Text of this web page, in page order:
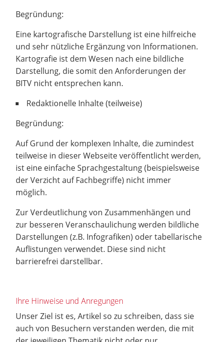
Begründung:
Eine kartografische Darstellung ist eine hilfreiche
und sehr nützliche Ergänzung von Informationen.
Kartografie ist dem Wesen nach eine bildliche
Darstellung, die somit den Anforderungen der
BITV nicht entsprechen kann.
Redaktionelle Inhalte (teilweise)
Begründung:
Auf Grund der komplexen Inhalte, die zumindest
teilweise in dieser Webseite veröffentlicht werden,
ist eine einfache Sprachgestaltung (beispielsweise
der Verzicht auf Fachbegriffe) nicht immer
möglich.
Zur Verdeutlichung von Zusammenhängen und
zur besseren Veranschaulichung werden bildliche
Darstellungen (z.B. Infografiken) oder tabellarische
Auflistungen verwendet. Diese sind nicht
barrierefrei darstellbar.
Ihre Hinweise und Anregungen
Unser Ziel ist es, Artikel so zu schreiben, dass sie
auch von Besuchern verstanden werden, die mit